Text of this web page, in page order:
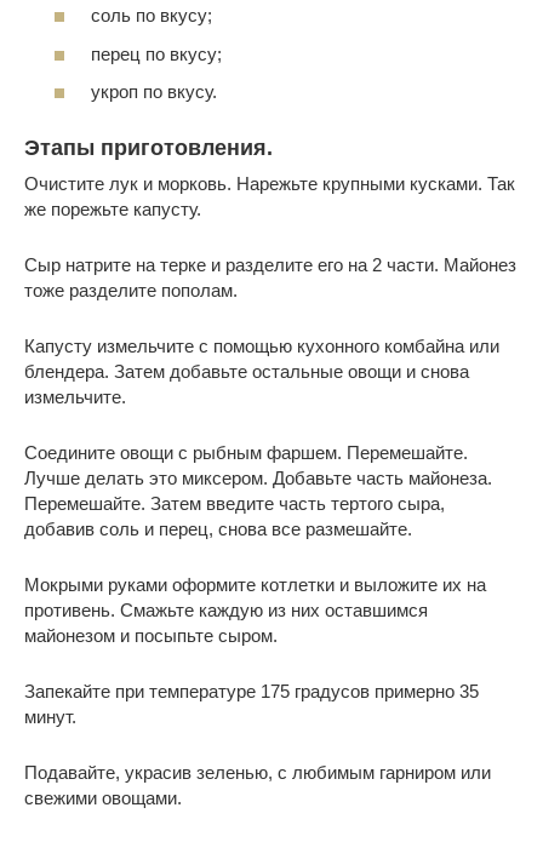
соль по вкусу;
перец по вкусу;
укроп по вкусу.
Этапы приготовления.
Очистите лук и морковь. Нарежьте крупными кусками. Так
же порежьте капусту.
Сыр натрите на терке и разделите его на 2 части. Майонез
тоже разделите пополам.
Капусту измельчите с помощью кухонного комбайна или
блендера. Затем добавьте остальные овощи и снова
измельчите.
Соедините овощи с рыбным фаршем. Перемешайте.
Лучше делать это миксером. Добавьте часть майонеза.
Перемешайте. Затем введите часть тертого сыра,
добавив соль и перец, снова все размешайте.
Мокрыми руками оформите котлетки и выложите их на
противень. Смажьте каждую из них оставшимся
майонезом и посыпьте сыром.
Запекайте при температуре 175 градусов примерно 35
минут.
Подавайте, украсив зеленью, с любимым гарниром или
свежими овощами.